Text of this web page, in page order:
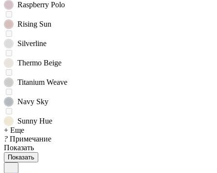
Raspberry Polo
Rising Sun
Silverline
Thermo Beige
Titanium Weave
Navy Sky
Sunny Hue
+ Еще
? Примечание
Показать
Показать